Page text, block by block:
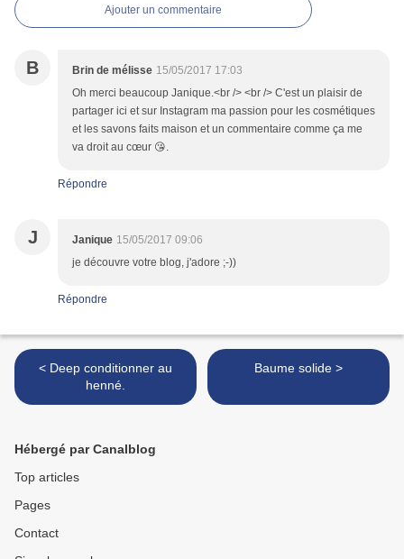
Ajouter un commentaire
B Brin de mélisse 15/05/2017 17:03
Oh merci beaucoup Janique.<br /> <br /> C'est un plaisir de
partager ici et sur Instagram ma passion pour les cosmétiques
et les savons faits maison et un commentaire comme ça me
va droit au cœur 😘.
Répondre
J Janique 15/05/2017 09:06
je découvre votre blog, j'adore ;-))
Répondre
< Deep conditionner au
henné.
Baume solide >
Hébergé par Canalblog
Top articles
Pages
Contact